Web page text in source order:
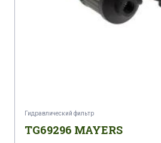
Гидравлический фильтр
TG69296 MAYERS